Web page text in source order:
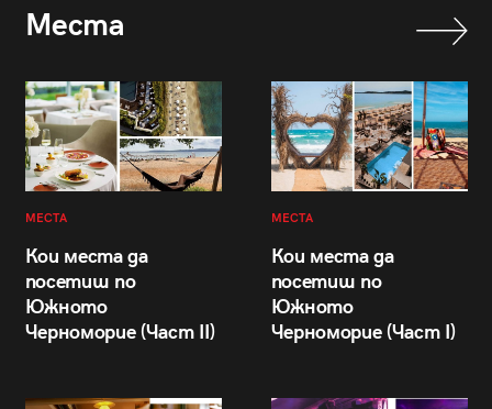
Места
МЕСТА
Кои места да
посетиш по
Южното
Черноморие (Част II)
МЕСТА
Кои места да
посетиш по
Южното
Черноморие (Част I)